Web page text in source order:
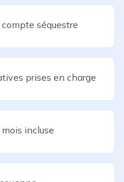
séquestre
prises en charge
incluse